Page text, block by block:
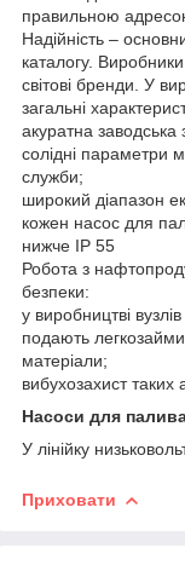
правильною
Надійність –
каталогу. Виробники
світові бренди. У
загальні
акуратна заводська
солідні параметри
служби;
широкий діапазон
кожен насос для
нижче IP 55
Робота з
безпеки:
у виробництві
подають
матеріали;
вибухозахист таких
Насоси для
У лінійку
Приховати